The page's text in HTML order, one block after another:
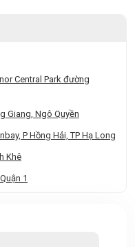
Central Park đường
Giang, Ngô Quyền
P Hồng Hải, TP Hạ Long
Khê
1